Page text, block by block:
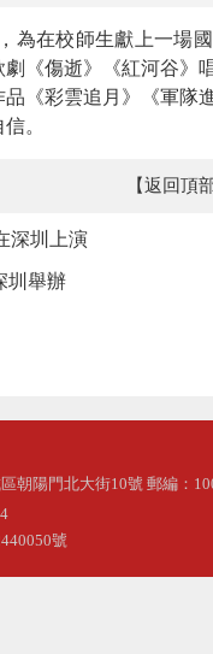
為在校師生獻上一場
《傷逝》《紅河谷》
《彩雲追月》《軍隊
信。
【返回頂
深圳上演
圳舉辦